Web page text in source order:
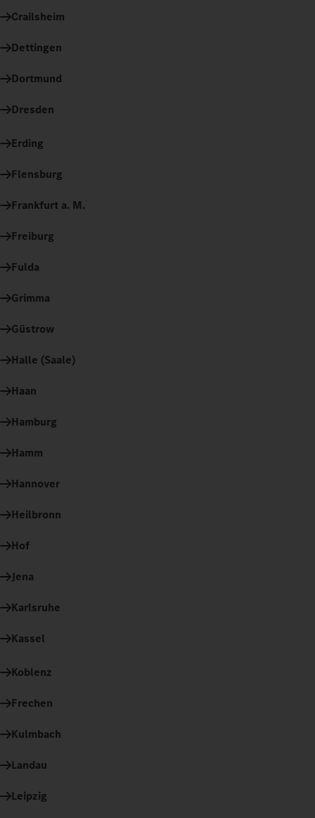
Crailsheim
Dettingen
Dortmund
Dresden
Erding
Flensburg
Frankfurt a. M.
Freiburg
Fulda
Grimma
Güstrow
Halle (Saale)
Haan
Hamburg
Hamm
Hannover
Heilbronn
Hof
Jena
Karlsruhe
Kassel
Koblenz
Frechen
Kulmbach
Landau
Leipzig